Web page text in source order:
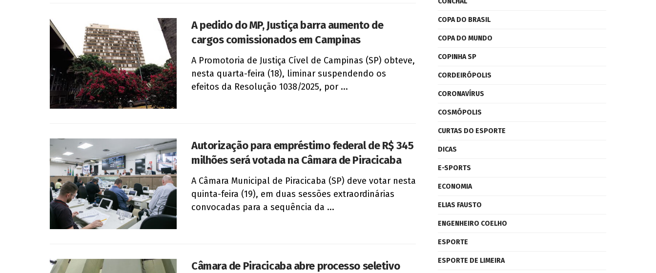
A pedido do MP, Justiça barra aumento de
cargos comissionados em Campinas
A Promotoria de Justiça Cível de Campinas (SP) obteve,
nesta quarta-feira (18), liminar suspendendo os
efeitos da Resolução 1038/2025, por ...
Autorização para empréstimo federal de R$ 345
milhões será votada na Câmara de Piracicaba
A Câmara Municipal de Piracicaba (SP) deve votar nesta
quinta-feira (19), em duas sessões extraordinárias
convocadas para a sequência da ...
Câmara de Piracicaba abre processo seletivo
COPA DO BRASIL
COPA DO MUNDO
COPINHA SP
CORDEIRÓPOLIS
CORONAVÍRUS
COSMÓPOLIS
CURTAS DO ESPORTE
DICAS
E-SPORTS
ECONOMIA
ELIAS FAUSTO
ENGENHEIRO COELHO
ESPORTE
ESPORTE DE LIMEIRA